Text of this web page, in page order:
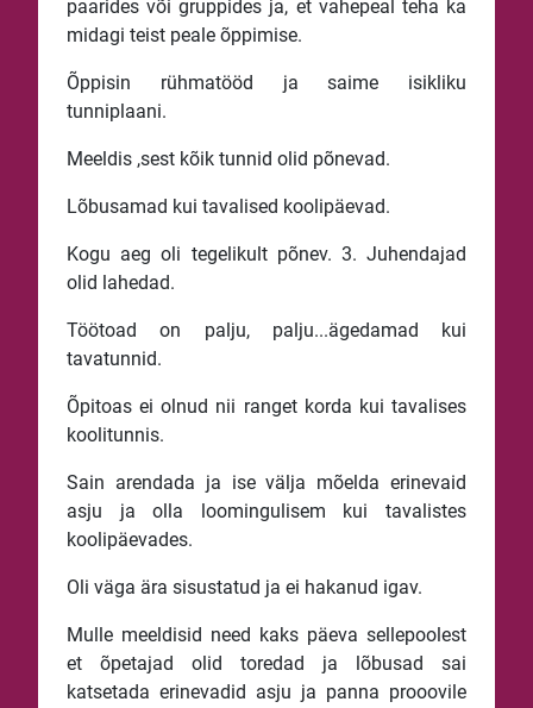
paarides või gruppides ja, et vahepeal teha ka
midagi teist peale õppimise.
Õppisin rühmatööd ja saime isikliku
tunniplaani.
Meeldis ,sest kõik tunnid olid põnevad.
Lõbusamad kui tavalised koolipäevad.
Kogu aeg oli tegelikult põnev. 3. Juhendajad
olid lahedad.
Töötoad on palju, palju...ägedamad kui
tavatunnid.
Õpitoas ei olnud nii ranget korda kui tavalises
koolitunnis.
Sain arendada ja ise välja mõelda erinevaid
asju ja olla loomingulisem kui tavalistes
koolipäevades.
Oli väga ära sisustatud ja ei hakanud igav.
Mulle meeldisid need kaks päeva sellepoolest
et õpetajad olid toredad ja lõbusad sai
katsetada erinevadid asju ja panna prooovile